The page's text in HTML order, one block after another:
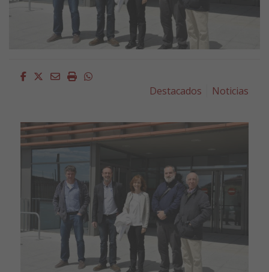
Facebook
Twitter
EmailImprimirWhatsapp
Destacados
Noticias